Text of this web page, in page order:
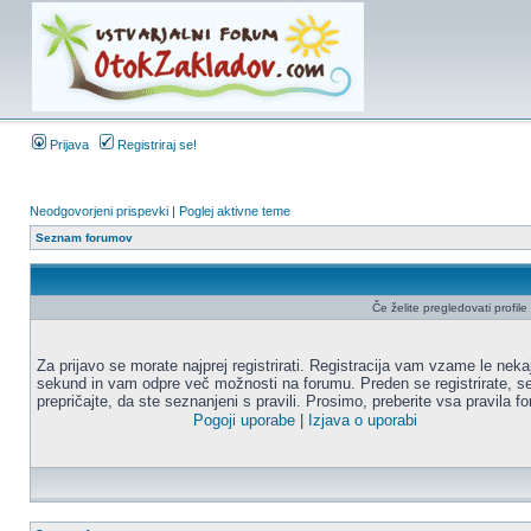
Prijava Registriraj se!
Neodgovorjeni prispevki | Poglej aktivne teme
Seznam forumov
Če želite pregledovati
Za prijavo se morate najprej registrirati. Registracija vam vzame le
sekund in vam odpre več možnosti na forumu. Preden se registrirate,
prepričajte, da ste seznanjeni s pravili. Prosimo, preberite vsa pravila
Pogoji uporabe
Izjava o uporabi